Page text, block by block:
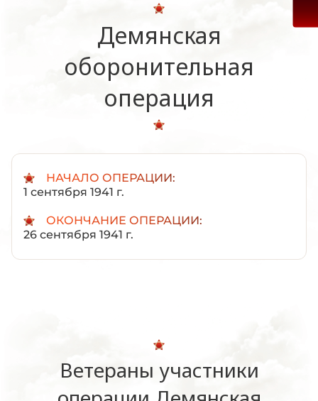
Демянская
оборонительная
операция
НАЧАЛО ОПЕРАЦИИ:
1 сентября 1941 г.
ОКОНЧАНИЕ ОПЕРАЦИИ:
26 сентября 1941 г.
Ветераны участники